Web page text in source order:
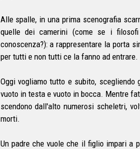
Alle spalle, in una prima scenografia
quelle dei camerini (come se i
conoscenza?): a rappresentare la porta
per tutti e non tutti ce la fanno ad entrare.
Oggi vogliamo tutto e subito,
vuoto in testa e vuoto in bocca. Mentre
scendono dall'alto numerosi scheletri,
morti.
Un padre che vuole che il figlio impari a